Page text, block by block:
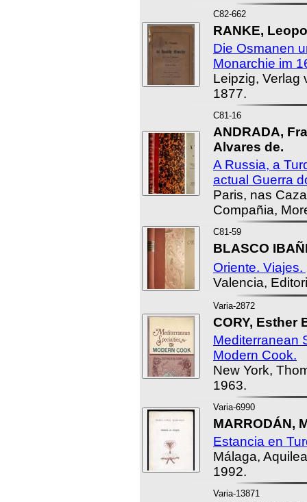
C82-662
RANKE,
Die Osmanen
Monarchie im
Leipzig, Verlag
1877.
C81-16
ANDRADA,
Alvares de.
A Russia, a
actual Guerra
Paris, nas
Compañia,
C81-59
BLASCO
Oriente. Viajes.
Valencia,
Varia-2872
CORY, Esther
Mediterranean
Modern Cook.
New York,
1963.
Varia-6990
MARRODÁN,
Estancia en
Málaga,
1992.
Varia-13871